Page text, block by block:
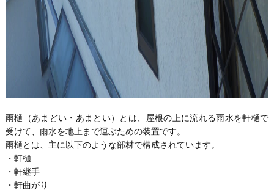
雨樋（あまどい・あまとい）とは、屋根の上に流れる雨水を軒樋で
受けて、雨水を地上まで運ぶための装置です。
雨樋とは、主に以下のような部材で構成されています。
・軒樋
・軒継手
・軒曲がり